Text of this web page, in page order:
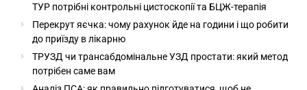
ТУР потрібні контрольні цистоскопії та БЦЖ-терапія
Перекрут яєчка: чому рахунок йде на години і що робити
до приїзду в лікарню
ТРУЗД чи трансабдомінальне УЗД простати: який метод
потрібен саме вам